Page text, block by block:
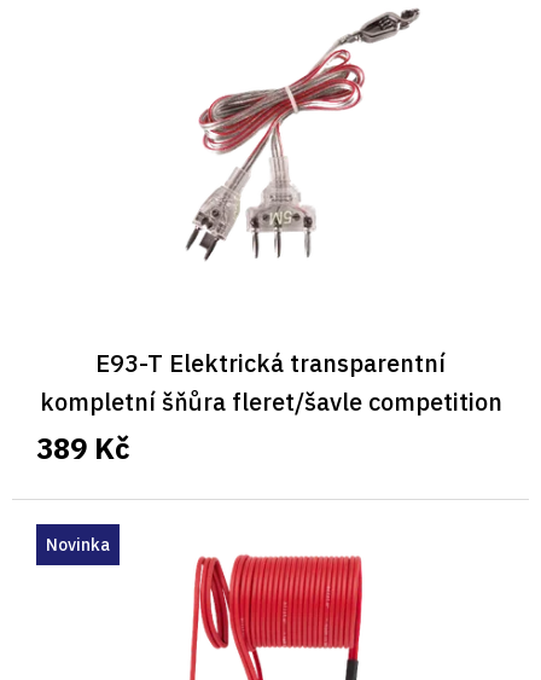
E93-T Elektrická transparentní
kompletní šňůra fleret/šavle competition
389 Kč
Novinka